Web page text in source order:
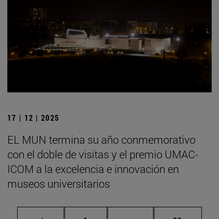
17 | 12 | 2025
EL MUN termina su año conmemorativo
con el doble de visitas y el premio UMAC-
ICOM a la excelencia e innovación en
museos universitarios